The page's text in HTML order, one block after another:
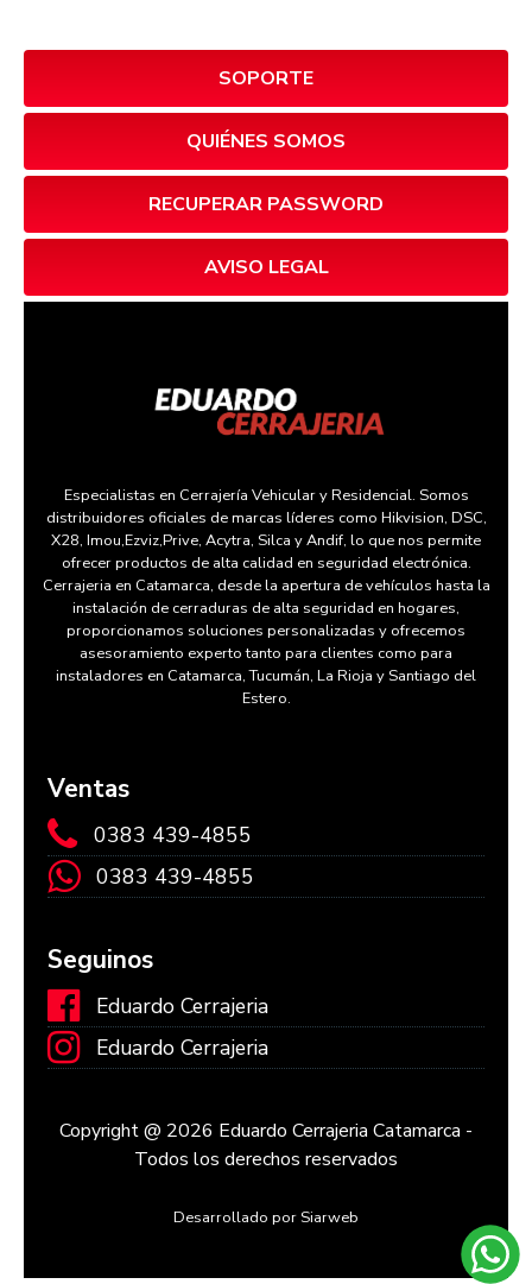
SOPORTE
QUIÉNES SOMOS
RECUPERAR PASSWORD
AVISO LEGAL
Especialistas en Cerrajería Vehicular y Residencial. Somos
distribuidores oficiales de marcas líderes como Hikvision, DSC,
X28, Imou,Ezviz,Prive, Acytra, Silca y Andif, lo que nos permite
ofrecer productos de alta calidad en seguridad electrónica.
Cerrajeria en Catamarca, desde la apertura de vehículos hasta la
instalación de cerraduras de alta seguridad en hogares,
proporcionamos soluciones personalizadas y ofrecemos
asesoramiento experto tanto para clientes como para
instaladores en Catamarca, Tucumán, La Rioja y Santiago del
Estero.
Ventas
0383 439-4855
0383 439-4855
Seguinos
Eduardo Cerrajeria
Eduardo Cerrajeria
Copyright @ 2026 Eduardo Cerrajeria Catamarca -
Todos los derechos reservados
Desarrollado por Siarweb